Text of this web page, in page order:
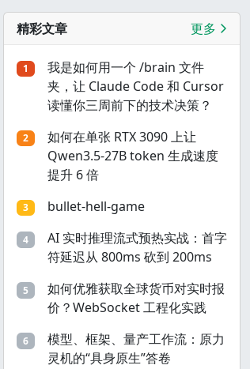
精彩文章 更多
1
我是如何用一个 /brain 文件
夹，让 Claude Code 和 Cursor
读懂你三周前下的技术决策？
2
如何在单张 RTX 3090 上让
Qwen3.5-27B token 生成速度
提升 6 倍
3 bullet-hell-game
4
AI 实时推理流式预热实战：首字
符延迟从 800ms 砍到 200ms
5
如何优雅获取全球货币对实时报
价？WebSocket 工程化实践
6
模型、框架、量产工作流：原力
灵机的“具身原生”答卷